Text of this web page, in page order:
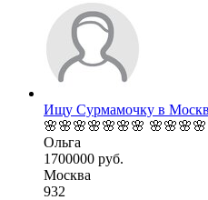
Ищу Сурмамочку в
🌸🌸🌸🌸🌸🌸🌸
Ольга
1700000 руб.
Москва
932